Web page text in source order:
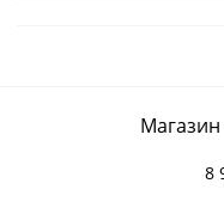
Магазин
8